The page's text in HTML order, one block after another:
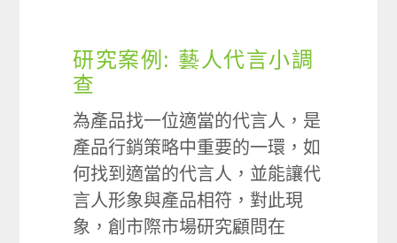
研究案例: 藝人代言小調
查
為產品找一位適當的代言人，是
產品行銷策略中重要的一環，如
何找到適當的代言人，並能讓代
言人形象與產品相符，對此現
象，創市際市場研究顧問在